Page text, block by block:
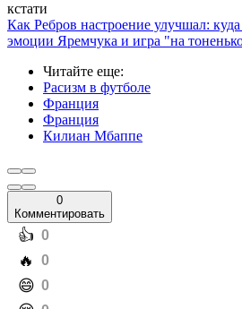
кстати
Как Ребров настроение улучшал:
эмоции Яремчука и игра "на
Читайте еще:
Расизм в футболе
Франция
Франция
Килиан Мбаппе
0
Комментировать
️👍 0
️🔥 0
️😄 0